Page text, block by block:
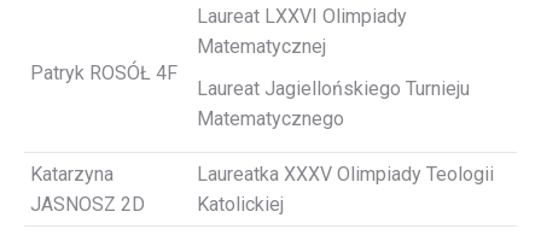
Patryk ROSÓŁ 4F
Laureat LXXVI Olimpiady
Matematycznej
Laureat Jagiellońskiego Turnieju
Matematycznego
Katarzyna
JASNOSZ 2D
Laureatka XXXV Olimpiady Teologii
Katolickiej